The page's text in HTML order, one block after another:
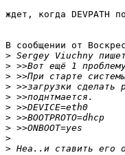
ждет, когда DEVPATH
В сообщении от
>
>
>
>
>
>
>
>
>
>